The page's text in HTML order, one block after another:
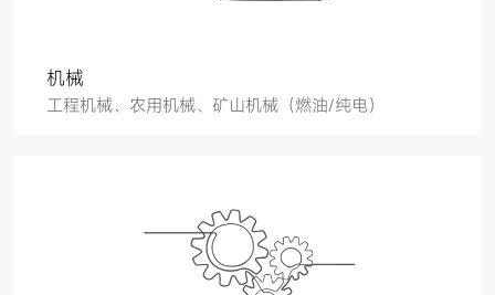
机械
工程机械、农用机械、矿山机械（燃油/纯电）